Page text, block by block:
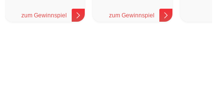
zum Gewinnspiel zum Gewinnspiel